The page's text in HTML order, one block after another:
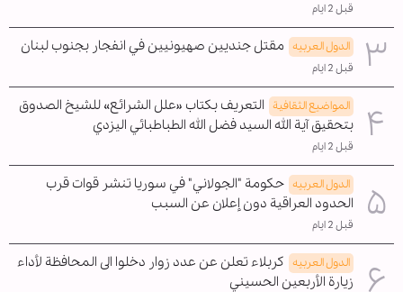
قبل 2 ايام
الدول العربیه مقتل جنديين صهيونيين في انفجار بجنوب لبنان
قبل 2 ايام
المواضیع الثقافية التعريف بكتاب «علل الشرائع» للشيخ الصدوق
بتحقيق آية الله السيد فضل الله الطباطبائي اليزدي
قبل 2 ايام
الدول العربیه حكومة "الجولاني" في سوريا تنشر قوات قرب
الحدود العراقية دون إعلان عن السبب
قبل 2 ايام
الدول العربیه كربلاء تعلن عن عدد زوار دخلوا الى المحافظة لأداء
زيارة الأربعين الحسيني